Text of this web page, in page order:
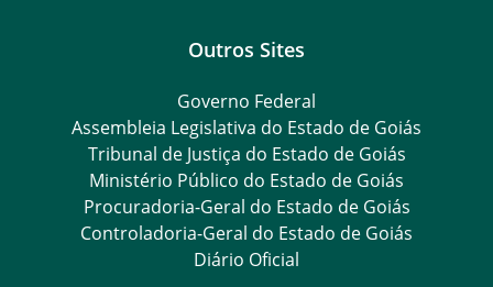
Outros Sites
Governo Federal
Assembleia Legislativa do Estado de Goiás
Tribunal de Justiça do Estado de Goiás
Ministério Público do Estado de Goiás
Procuradoria-Geral do Estado de Goiás
Controladoria-Geral do Estado de Goiás
Diário Oficial